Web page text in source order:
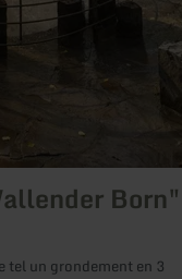
Born"
tel un grondement en 3